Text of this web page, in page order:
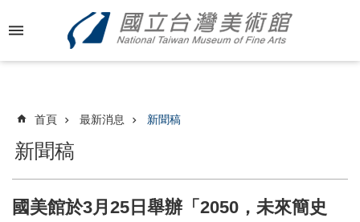
跳到主要內容區塊
階
消
首頁 最新消息 新聞稿
新聞稿
國美館於3月25日舉辦「2050，未來簡史